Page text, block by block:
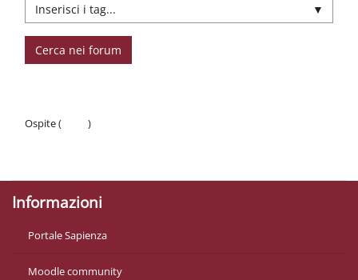
▼
Cerca nei forum
Ospite (
)
Informazioni
Portale Sapienza
Moodle community